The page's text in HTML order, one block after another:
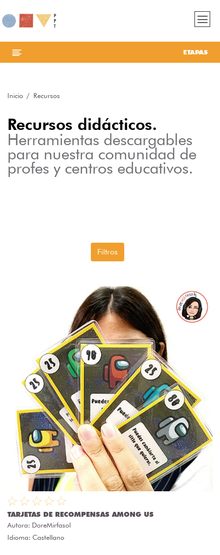
ETAPAS
Inicio Recursos
Recursos didácticos.
Herramientas descargables
para nuestra comunidad de
profes y centros educativos.
Filtros
TARJETAS DE RECOMPENSAS AMONG US
Autora: DoreMirfasol
Idioma: Castellano